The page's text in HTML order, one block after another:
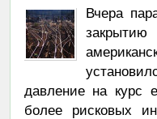
Вчера
давление на курс
более рисковых